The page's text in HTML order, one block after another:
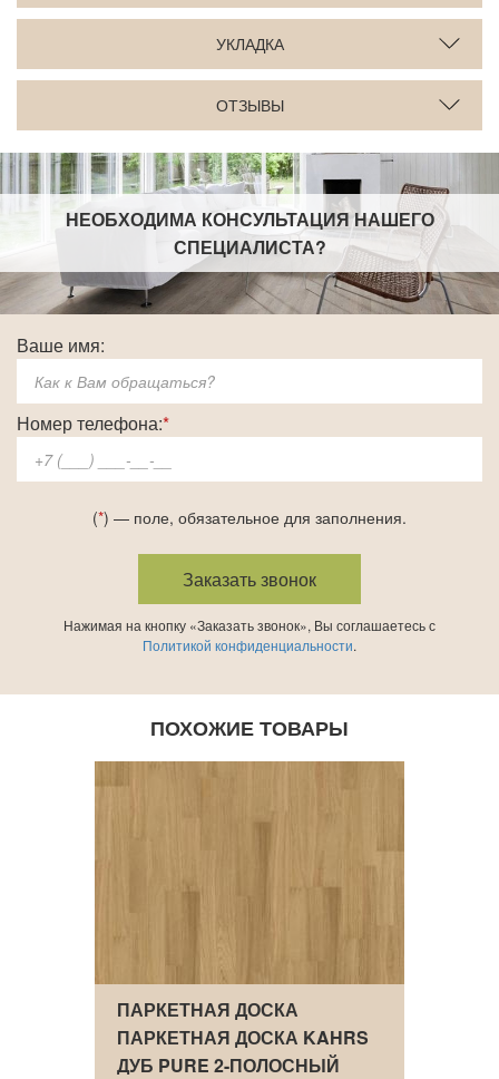
УКЛАДКА
ОТЗЫВЫ
НЕОБХОДИМА КОНСУЛЬТАЦИЯ НАШЕГО
СПЕЦИАЛИСТА?
Ваше имя:
Номер телефона:*
(*) — поле, обязательное для заполнения.
Нажимая на кнопку «Заказать звонок», Вы соглашаетесь с
Политикой конфиденциальности.
ПОХОЖИЕ ТОВАРЫ
ПАРКЕТНАЯ ДОСКА
ПАРКЕТНАЯ ДОСКА KAHRS
ДУБ PURE 2-ПОЛОСНЫЙ